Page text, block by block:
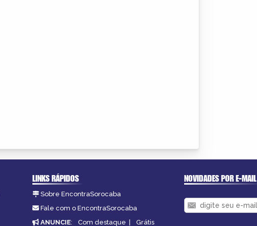
LINKS RÁPIDOS
Sobre EncontraSorocaba
Fale com o EncontraSorocaba
ANUNCIE: Com destaque | Grátis
NOVIDADES POR E-MAIL